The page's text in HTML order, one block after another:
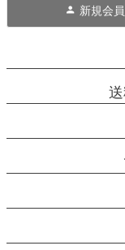
新規会